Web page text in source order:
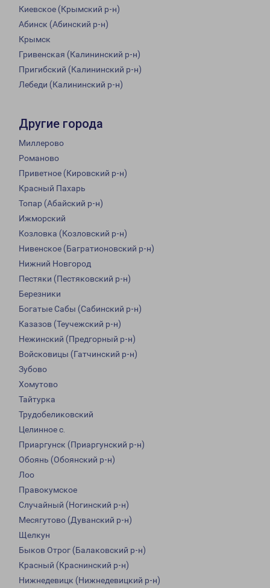
Киевское (Крымский р-н)
Абинск (Абинский р-н)
Крымск
Гривенская (Калининский р-н)
Пригибский (Калининский р-н)
Лебеди (Калининский р-н)
Другие города
Миллерово
Романово
Приветное (Кировский р-н)
Красный Пахарь
Топар (Абайский р-н)
Ижморский
Козловка (Козловский р-н)
Нивенское (Багратионовский р-н)
Нижний Новгород
Пестяки (Пестяковский р-н)
Березники
Богатые Сабы (Сабинский р-н)
Казазов (Теучежский р-н)
Нежинский (Предгорный р-н)
Войсковицы (Гатчинский р-н)
Зубово
Хомутово
Тайтурка
Трудобеликовский
Целинное с.
Приаргунск (Приаргунский р-н)
Обоянь (Обоянский р-н)
Лоо
Правокумское
Случайный (Ногинский р-н)
Месягутово (Дуванский р-н)
Щелкун
Быков Отрог (Балаковский р-н)
Красный (Краснинский р-н)
Нижнедевицк (Нижнедевицкий р-н)